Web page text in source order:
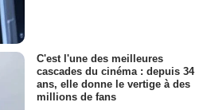
C'est l'une des meilleures
cascades du cinéma : depuis 34
ans, elle donne le vertige à des
millions de fans